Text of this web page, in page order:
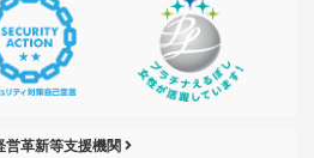
営革新等支援機関